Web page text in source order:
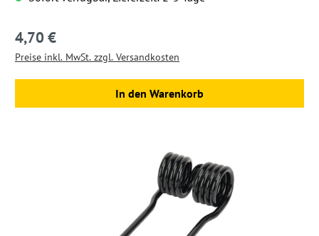
Regulärer Preis:
4,70 €
Preise inkl. MwSt. zzgl. Versandkosten
In den Warenkorb